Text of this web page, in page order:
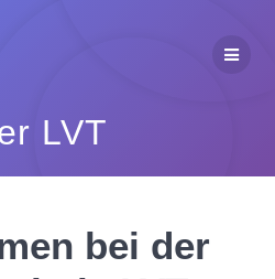
LVT
bei der